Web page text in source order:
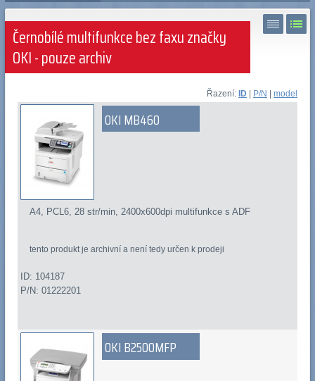
Černobílé multifunkce bez faxu značky
OKI - pouze archiv
Řazení:ID | P/N |model
OKI MB460
A4, PCL6, 28 str/min, 2400x600dpi multifunkce s ADF
tento produkt je archivní a není tedy určen k prodeji
ID: 104187
P/N: 01222201
OKI B2500MFP